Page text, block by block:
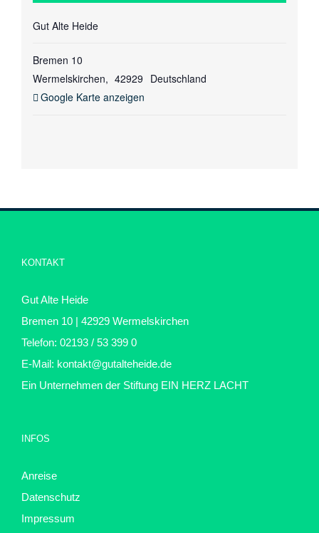
Gut Alte Heide
Bremen 10
Wermelskirchen, 42929 Deutschland
Google Karte anzeigen
KONTAKT
Gut Alte Heide
Bremen 10 | 42929 Wermelskirchen
Telefon: 02193 / 53 399 0
E-Mail: kontakt@gutalteheide.de
Ein Unternehmen der Stiftung EIN HERZ LACHT
INFOS
Anreise
Datenschutz
Impressum